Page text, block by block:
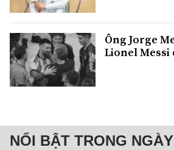
Ông Jorge
Lionel Messi
NỔI BẬT TRONG NGÀY